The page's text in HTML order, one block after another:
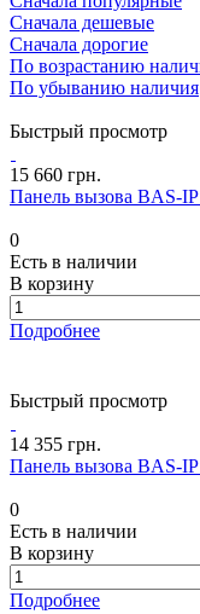
Сначала дешевые
Сначала дорогие
По возрастанию
По убыванию наличия
Быстрый просмотр
15 660 грн.
Панель вызова BAS-
0
Есть в наличии
В корзину
Подробнее
Быстрый просмотр
14 355 грн.
Панель вызова BAS-
0
Есть в наличии
В корзину
Подробнее